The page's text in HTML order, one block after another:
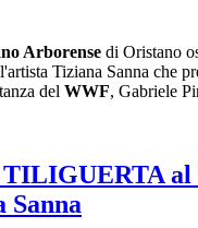
Arborense di Oristano
Tiziana Sanna che
del WWF, Gabriele
al
Sanna